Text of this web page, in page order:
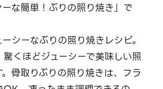
な簡単！ぶりの照り焼き」で
シーなぶりの照り焼きレシピ。
くほどジューシーで美味しい照
骨取りぶりの照り焼きは、フラ